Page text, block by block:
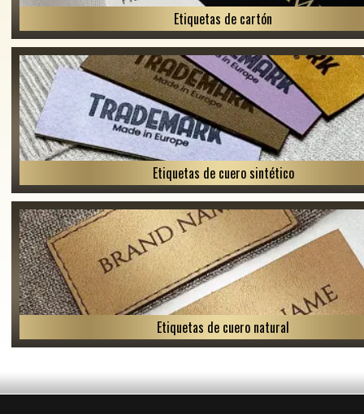
Etiquetas de cartón
Etiquetas de cuero sintético
Etiquetas de cuero natural